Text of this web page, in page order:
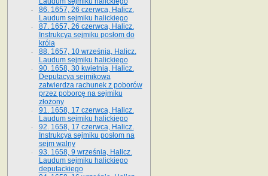
86. 1657, 26 czerwca, Halicz.
Laudum sejmiku halickiego
87. 1657, 26 czerwca, Halicz.
Instrukcya sejmiku posłom do
króla
88. 1657, 10 września, Halicz.
Laudum sejmiku halickiego
90. 1658, 30 kwietnia, Halicz.
Deputacya sejmikowa
zatwierdza rachunek z poborów
przez poborcę na sejmiku
złożony
91. 1658, 17 czerwca, Halicz.
Laudum sejmiku halickiego
92. 1658, 17 czerwca, Halicz.
Instrukcya sejmiku posłom na
sejm walny
93. 1658, 9 września, Halicz.
Laudum sejmiku halickiego
deputackiego